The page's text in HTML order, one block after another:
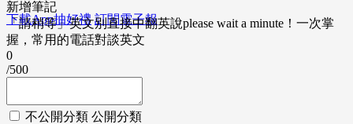
下載App抽好禮 訂閱電子報
新增筆記
「請稍等」英文別直接中翻英說please wait a minute！一次掌
握，常用的電話對談英文
0
/500
不公開分類 公開分類